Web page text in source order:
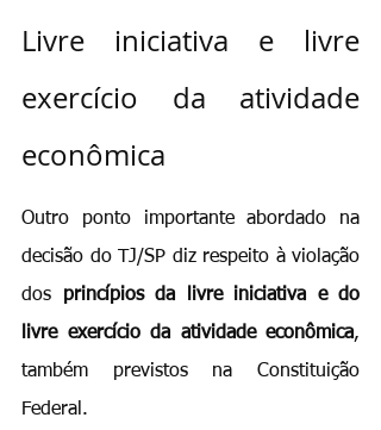
Livre iniciativa e livre
exercício da atividade
econômica
Outro ponto importante abordado na
decisão do TJ/SP diz respeito à violação
dos princípios da livre iniciativa e do
livre exercício da atividade econômica,
também previstos na Constituição
Federal.